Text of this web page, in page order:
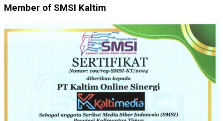
Member of SMSI Kaltim